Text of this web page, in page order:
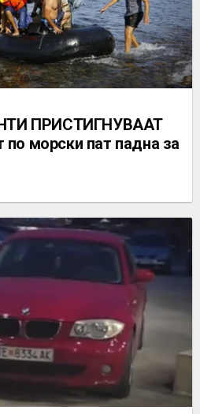
ПРИСТИГНУВААТ
морски пат падна за